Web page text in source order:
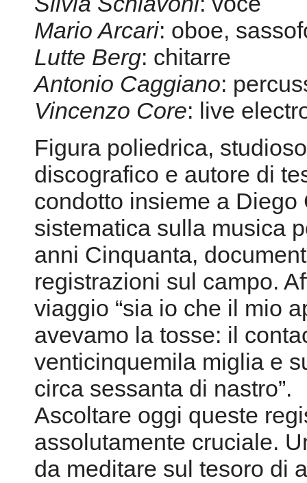
Mario Arcari: oboe,
Lutte Berg: chitarre
Antonio Caggiano:
Vincenzo Core: live
Figura poliedrica,
discografico e autore di
condotto insieme a
sistematica sulla musica
anni Cinquanta,
registrazioni sul campo.
viaggio “sia io che il mio
avevamo la tosse: il
venticinquemila miglia e
circa sessanta di nastro”.
Ascoltare oggi queste
assolutamente cruciale.
da meditare sul tesoro di